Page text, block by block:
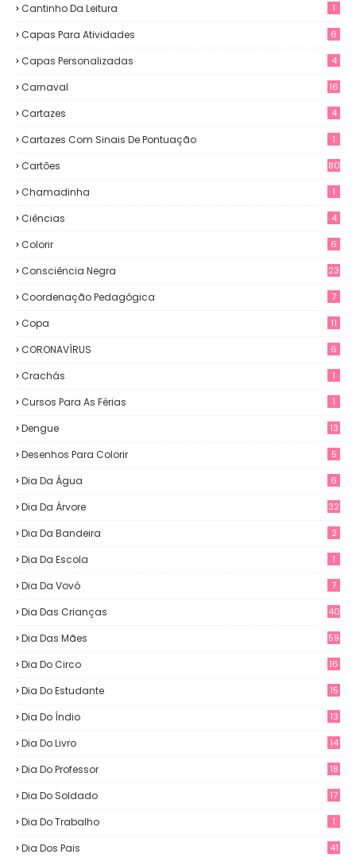
Cantinho Da Leitura 1
Capas Para Atividades 6
Capas Personalizadas 4
Carnaval 16
Cartazes 4
Cartazes Com Sinais De Pontuação 1
Cartões 80
Chamadinha 1
Ciências 4
Colorir 6
Consciência Negra 23
Coordenação Pedagógica 7
Copa 11
CORONAVÍRUS 6
Crachás 1
Cursos Para As Férias 1
Dengue 13
Desenhos Para Colorir 5
Dia Da Água 6
Dia Da Árvore 32
Dia Da Bandeira 2
Dia Da Escola 1
Dia Da Vovó 7
Dia Das Crianças 40
Dia Das Mães 59
Dia Do Circo 16
Dia Do Estudante 15
Dia Do Índio 13
Dia Do Livro 14
Dia Do Professor 18
Dia Do Soldado 17
Dia Do Trabalho 1
Dia Dos Pais 41